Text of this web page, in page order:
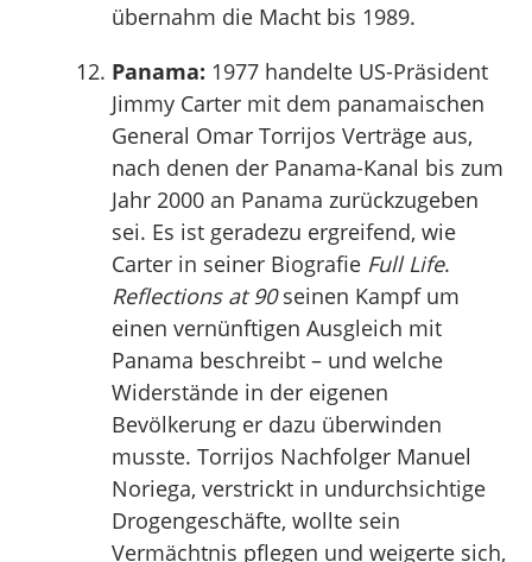
übernahm die Macht bis 1989.
Panama: 1977 handelte US-Präsident
Jimmy Carter mit dem panamaischen
General Omar Torrijos Verträge aus,
nach denen der Panama-Kanal bis zum
Jahr 2000 an Panama zurückzugeben
sei. Es ist geradezu ergreifend, wie
Carter in seiner Biografie Full Life.
Reflections at 90seinen Kampf um
einen vernünftigen Ausgleich mit
Panama beschreibt – und welche
Widerstände in der eigenen
Bevölkerung er dazu überwinden
musste. Torrijos Nachfolger Manuel
Noriega, verstrickt in undurchsichtige
Drogengeschäfte, wollte sein
Vermächtnis pflegen und weigerte sich,